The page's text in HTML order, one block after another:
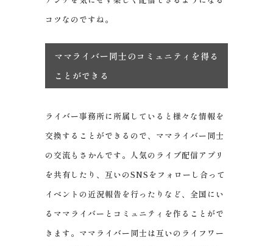
コツなのですね。
ママライバー同士のコミュニティを得る
ことができる
ライバー事務所に所属していると様々な情報を
交換することができるので、ママライバー同士
の交流もさかんです。人気のライブ配信アプリ
を共有したり、互いのSNSをフォローし合って
イベントの近況報告を行ったりなど、全国にい
るママライバーとコミュニティを作ることがで
きます。ママライバー同士は互いのライフワー